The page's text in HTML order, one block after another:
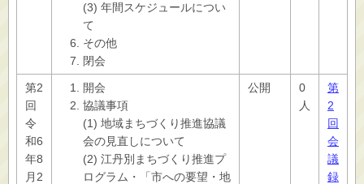
(3) 年間スケジュールについ
て
その他
閉会
第2
回
令
和6
年8
月2
開会
協議事項
(1) 地域まちづくり推進協議
会の見直しについて
(2) 江丹別まちづくり推進プ
ログラム・「市への要望・地
公開
0
人
第
2
回
会
議
録